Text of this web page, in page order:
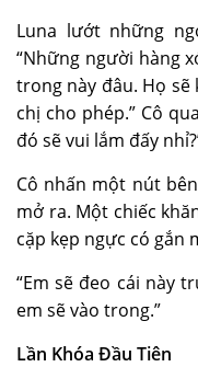
Luna lướt những
“Những người hàng
trong này đâu. Họ
chị cho phép.” Cô
đó sẽ vui lắm đấy
Cô nhấn một nút
mở ra. Một chiếc
cặp kẹp ngực có gắn
“Em sẽ đeo cái này
em sẽ vào trong.”
Lần Khóa Đầu Tiên